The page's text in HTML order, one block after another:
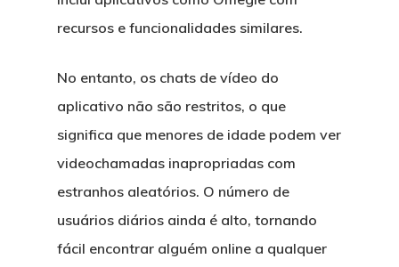
recursos e funcionalidades similares.
No entanto, os chats de vídeo do
aplicativo não são restritos, o que
significa que menores de idade podem ver
videochamadas inapropriadas com
estranhos aleatórios. O número de
usuários diários ainda é alto, tornando
fácil encontrar alguém online a qualquer
LOTES
CONTACTO